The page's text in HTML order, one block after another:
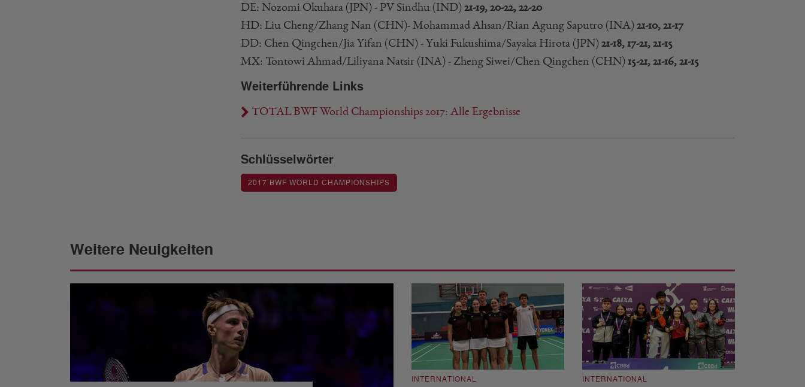
DE: Nozomi Okuhara (JPN) - PV Sindhu (IND) 21-19, 20-22, 22-20
HD: Liu Cheng/Zhang Nan (CHN)- Mohammad Ahsan/Rian Agung Saputro (INA) 21-10, 21-17
DD: Chen Qingchen/Jia Yifan (CHN) - Yuki Fukushima/Sayaka Hirota (JPN) 21-18, 17-21, 21-15
MX: Tontowi Ahmad/Liliyana Natsir (INA) - Zheng Siwei/Chen Qingchen (CHN) 15-21, 21-16, 21-15
Weiterführende Links
TOTAL BWF World Championships 2017: Alle Ergebnisse
Schlüsselwörter
2017 BWF WORLD CHAMPIONSHIPS
Weitere Neuigkeiten
INTERNATIONAL INTERNATIONAL